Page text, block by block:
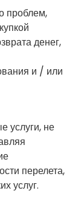
проблем,
денег,
и / или
услуги, не
перелета,
услуг.